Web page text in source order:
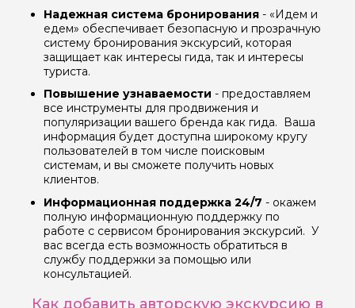
Надежная система бронирования - «Идем и
едем» обеспечивает безопасную и прозрачную
систему бронирования экскурсий, которая
защищает как интересы гида, так и интересы
туриста.
Повышение узнаваемости - предоставляем
все инструменты для продвижения и
популяризации вашего бренда как гида. Ваша
информация будет доступна широкому кругу
пользователей в том числе поисковым
системам, и вы сможете получить новых
клиентов.
Информационная поддержка 24/7 - окажем
полную информационную поддержку по
работе с сервисом бронирования экскурсий. У
вас всегда есть возможность обратиться в
службу поддержки за помощью или
консультацией.
Как добавить авторскую экскурсию в